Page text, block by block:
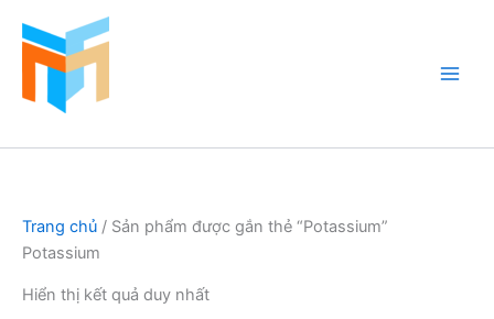
Trang chủ / Sản phẩm được gắn thẻ “Potassium”
Potassium
Hiển thị kết quả duy nhất